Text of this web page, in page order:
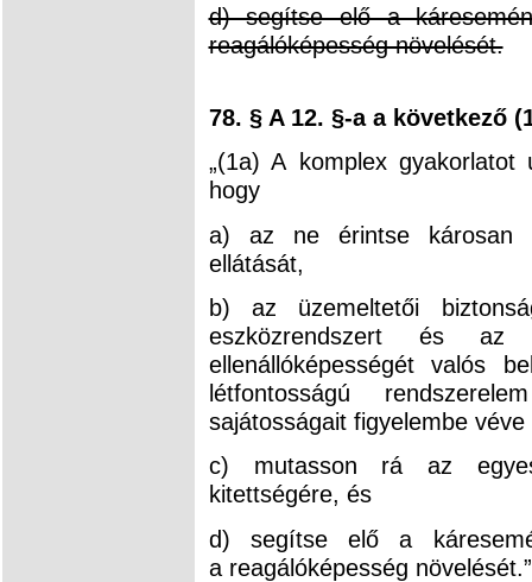
d) segítse elő a
reagálóképesség növelését.
78. § A 12. §-a a következő
„(1a) A komplex
hogy
a) az ne érintse károsan
ellátását,
b) az üzemeltetői
eszközrendszert és az
ellenállóképességét valós
létfontosságú
sajátosságait figyelembe
c) mutasson rá az
kitettségére, és
d) segítse elő a
a reagálóképesség növelését.”